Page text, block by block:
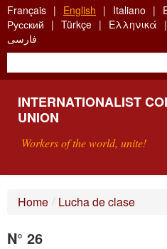
Skip
to
main
content
Français English Italiano
Русский
Türkçe Ελληνικά
فارسی
INTERNATIONALIST
UNION
Workers of the world, unite!
Home / Lucha de clase
N° 26